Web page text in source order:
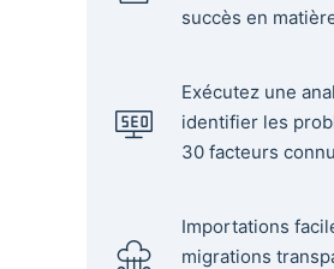
succès en
Exécutez une
identifier les
30 facteurs
Importations
migrations